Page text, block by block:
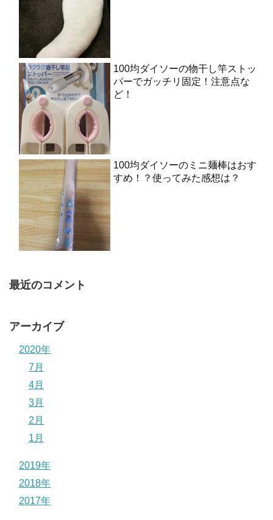
100均ダイソーの物干し竿ストッ
パーでガッチリ固定！注意点な
ど！
100均ダイソーのミニ麺棒はおす
すめ！？使ってみた感想は？
最近のコメント
アーカイブ
2020年
7月
4月
3月
2月
1月
2019年
2018年
2017年